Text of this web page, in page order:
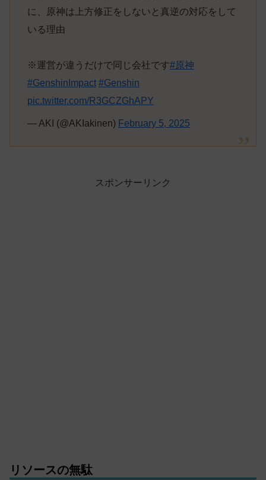
に、原神は上方修正をしないと真逆の対応をして
いる理由
※運営が違うだけで同じ会社です#原神
#GenshinImpact #Genshin
pic.twitter.com/R3GCZGhAPY
— AKI (@AKIakinen) February 5, 2025
スポンサーリンク
リソースの無駄